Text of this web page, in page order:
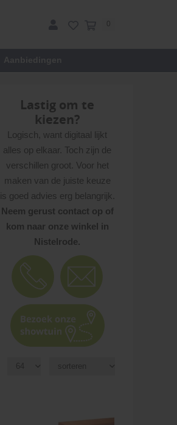
0
Lastig om te
kiezen?
Logisch, want digitaal lijkt
alles op elkaar. Toch zijn de
verschillen groot. Voor het
maken van de juiste keuze
is goed advies erg belangrijk.
Neem gerust contact op of
kom naar onze winkel in
Nistelrode.